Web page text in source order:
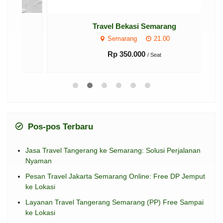
Travel Bekasi Semarang
Semarang 21.00
Rp 350.000 / Seat
Pos-pos Terbaru
Jasa Travel Tangerang ke Semarang: Solusi Perjalanan
Nyaman
Pesan Travel Jakarta Semarang Online: Free DP Jemput
ke Lokasi
Layanan Travel Tangerang Semarang (PP) Free Sampai
ke Lokasi